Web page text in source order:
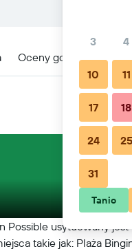
Oceny gości
Possible usytuowany
takie jak: Plaża
3 4
10 11
17 18
24 25
31
Tanio